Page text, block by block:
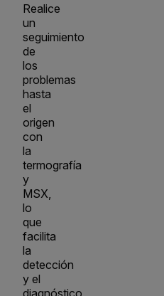
Realice
un
seguimiento
de
los
problemas
hasta
el
origen
con
la
termografía
y
MSX,
lo
que
facilita
la
detección
y el
diagnóstico